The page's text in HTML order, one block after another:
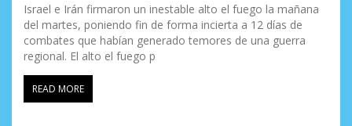
Israel e Irán firmaron un inestable alto el fuego la mañana
del martes, poniendo fin de forma incierta a 12 días de
combates que habían generado temores de una guerra
regional. El alto el fuego p
READ MORE